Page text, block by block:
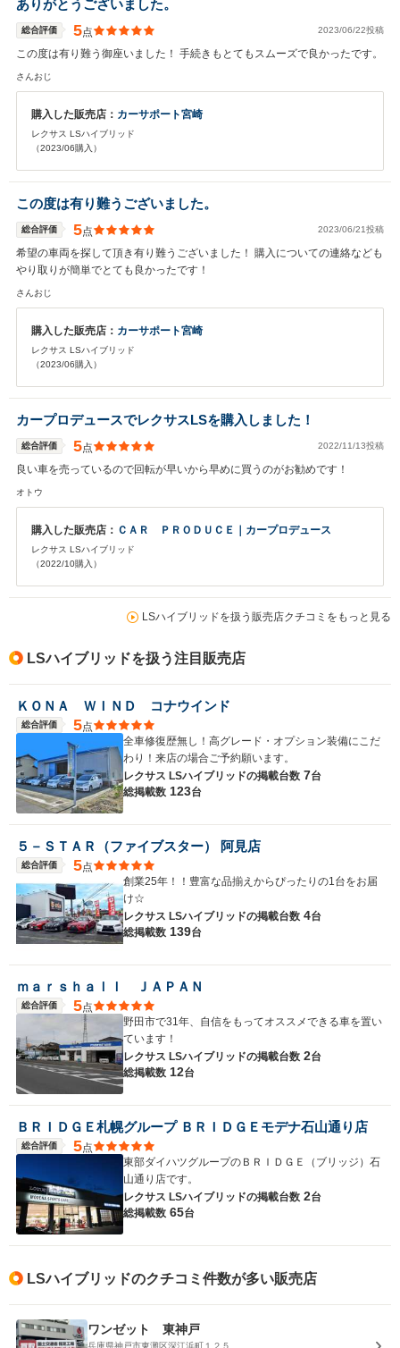
ありがとうございました。
総合評価 5点 2023/06/22投稿
この度は有り難う御座いました！ 手続きもとてもスムーズで良かったです。
さんおじ
購入した販売店： カーサポート宮崎
レクサス LSハイブリッド
（2023/06購入）
この度は有り難うございました。
総合評価 5点 2023/06/21投稿
希望の車両を探して頂き有り難うございました！ 購入についての連絡なども
やり取りが簡単でとても良かったです！
さんおじ
購入した販売店： カーサポート宮崎
レクサス LSハイブリッド
（2023/06購入）
カープロデュースでレクサスLSを購入しました！
総合評価 5点 2022/11/13投稿
良い車を売っているので回転が早いから早めに買うのがお勧めです！
オトウ
購入した販売店： ＣＡＲ ＰＲＯＤＵＣＥ｜カープロデュース
レクサス LSハイブリッド
（2022/10購入）
LSハイブリッドを扱う販売店クチコミをもっと見る
LSハイブリッドを扱う注目販売店
ＫＯＮＡ ＷＩＮＤ コナウインド
総合評価 5点
全車修復歴無し！高グレード・オプション装備にこだ
わり！来店の場合ご予約願います。
レクサス LSハイブリッドの掲載台数 7台
総掲載数 123台
５－ＳＴＡＲ（ファイブスター） 阿見店
総合評価 5点
創業25年！！豊富な品揃えからぴったりの1台をお届
け☆
レクサス LSハイブリッドの掲載台数 4台
総掲載数 139台
ｍａｒｓｈａｌｌ ＪＡＰＡＮ
総合評価 5点
野田市で31年、自信をもってオススメできる車を置い
ています！
レクサス LSハイブリッドの掲載台数 2台
総掲載数 12台
ＢＲＩＤＧＥ札幌グループ ＢＲＩＤＧＥモデナ石山通り店
総合評価 5点
東部ダイハツグループのＢＲＩＤＧＥ（ブリッジ）石
山通り店です。
レクサス LSハイブリッドの掲載台数 2台
総掲載数 65台
LSハイブリッドのクチコミ件数が多い販売店
ワンゼット 東神戸
兵庫県神戸市東灘区深江浜町１２５